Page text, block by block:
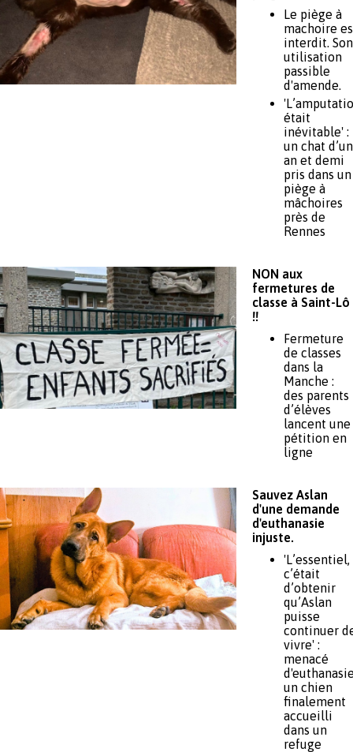
Le piège à
machoire
interdit. Son
utilisation
passible
d'amende.
était
inévitable' :
un chat d’un
an et demi
pris dans un
piège à
mâchoires
près de
Rennes
NON aux
fermetures de
classe à Saint-Lô
!!
Fermeture
de classes
dans la
Manche :
des parents
d’élèves
lancent une
pétition en
ligne
Sauvez Aslan
d'une demande
d'euthanasie
injuste.
'L’essentiel,
c’était
d’obtenir
qu’Aslan
puisse
continuer
vivre' :
menacé
un chien
finalement
accueilli
dans un
refuge